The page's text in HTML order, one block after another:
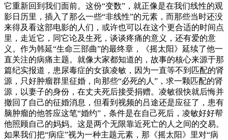
它重新回到我们面前。这份“变数”，就正像是在我们线性的观
影日历里，插入了那么一些“非线性”的元素，而那些当时还没
来得及看这部电影的人们，或许也可以在这个更合适的时间点
里，走近它，同它论及生死，谈谈疼痛的意义，还有爱的意
义。作为韩延“生命三部曲”的最终章，《摇太阳》延续了他一
直关注的病痛主题。就像大家都知道的，故事的核心来源于那
篇纪实报道，患尿毒症的女孩凌敏，因为一直等不到匹配的肾
源，只好肿瘤群里征婚，向那些“必死的人”，求一颗匹配的肾
源，以妻子的身份，在丈夫死后接受捐赠。凌敏很快就后悔并
撤回了自己的征婚消息，但看到视频的吕途还是应征了，患有
脑肿瘤的他答应这笔“婚约”，条件是在自己死后，凌敏好好帮
他照顾自己的妈妈。这是两个无限靠近死亡的人之间的交易。
如果我们把“病症”视为一种主题元素，那《摇太阳》里对“病